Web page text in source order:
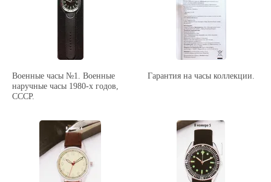
Военные часы №1. Военные
наручные часы 1980-х годов,
СССР.
Гарантия на часы коллекции.